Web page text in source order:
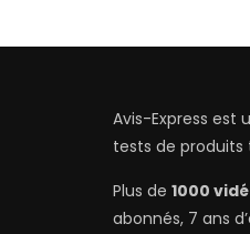
Avis-Express est
tests de produits
Plus de 1000
abonnés, 7 ans